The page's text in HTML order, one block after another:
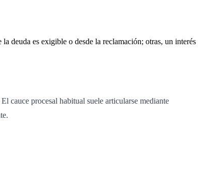
deuda es exigible o desde la reclamación; otras, un interés
cauce procesal habitual suele articularse mediante